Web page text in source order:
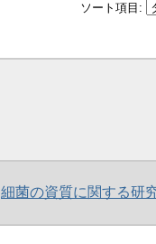
ソート項目:
細菌の資質に関する研